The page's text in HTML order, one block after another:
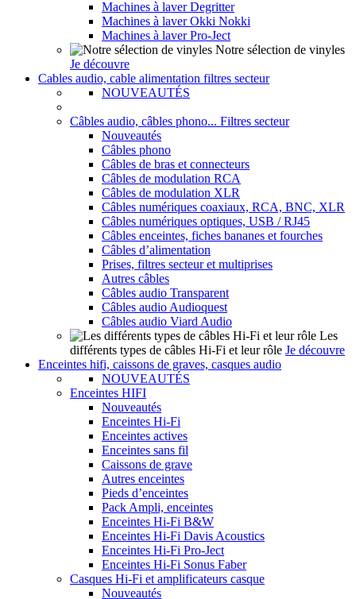
Machines à laver Degritter
Machines à laver Okki Nokki
Machines à laver Pro-Ject
Notre sélection de vinyles
Je découvre
Cables audio, cable alimentation filtres secteur
NOUVEAUTÉS
Câbles audio, câbles phono... Filtres secteur
Nouveautés
Câbles phono
Câbles de bras et connecteurs
Câbles de modulation RCA
Câbles de modulation XLR
Câbles numériques coaxiaux, RCA, BNC, XLR
Câbles numériques optiques, USB / RJ45
Câbles enceintes, fiches bananes et fourches
Câbles d’alimentation
Prises, filtres secteur et multiprises
Autres câbles
Câbles audio Transparent
Câbles audio Audioquest
Câbles audio Viard Audio
Les
différents types de câbles Hi-Fi et leur rôle Je découvre
Enceintes hifi, caissons de graves, casques audio
NOUVEAUTÉS
Enceintes HIFI
Nouveautés
Enceintes Hi-Fi
Enceintes actives
Enceintes sans fil
Caissons de grave
Autres enceintes
Pieds d’enceintes
Pack Ampli, enceintes
Enceintes Hi-Fi B&W
Enceintes Hi-Fi Davis Acoustics
Enceintes Hi-Fi Pro-Ject
Enceintes Hi-Fi Sonus Faber
Casques Hi-Fi et amplificateurs casque
Nouveautés